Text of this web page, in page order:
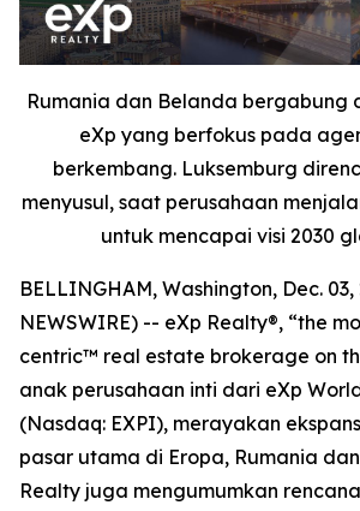
Rumania dan Belanda bergabung
eXp yang berfokus pada
berkembang. Luksemburg
menyusul, saat perusahaan
untuk mencapai visi 2030
BELLINGHAM, Washington, Dec. 03,
NEWSWIRE) -- eXp Realty®, “the
centric™ real estate brokerage on
anak perusahaan inti dari eXp
(Nasdaq: EXPI), merayakan
pasar utama di Eropa, Rumania
Realty juga mengumumkan